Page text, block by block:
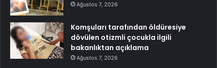
Ağustos 7, 2026
Komşuları tarafından öldüresiye
dövülen otizmli çocukla ilgili
bakanlıktan açıklama
Ağustos 7, 2026